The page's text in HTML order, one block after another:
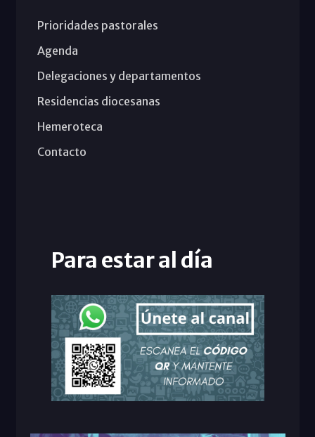
Prioridades pastorales
Agenda
Delegaciones y departamentos
Residencias diocesanas
Hemeroteca
Contacto
Para estar al día